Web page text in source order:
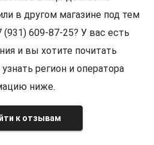
в другом магазине под тем
609-87-25? У вас есть
и вы хотите почитать
регион и оператора
ниже.
к отзывам